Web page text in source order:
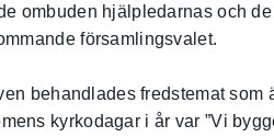
ombuden hjälpledarnas och
församlingsvalet.
behandlades fredstemat
kyrkodagar i år var ”Vi